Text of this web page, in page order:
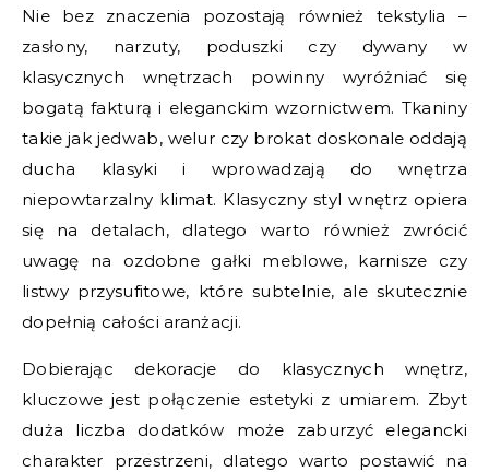
Nie bez znaczenia pozostają również tekstylia –
zasłony, narzuty, poduszki czy dywany w
klasycznych wnętrzach powinny wyróżniać się
bogatą fakturą i eleganckim wzornictwem. Tkaniny
takie jak jedwab, welur czy brokat doskonale oddają
ducha klasyki i wprowadzają do wnętrza
niepowtarzalny klimat. Klasyczny styl wnętrz opiera
się na detalach, dlatego warto również zwrócić
uwagę na ozdobne gałki meblowe, karnisze czy
listwy przysufitowe, które subtelnie, ale skutecznie
dopełnią całości aranżacji.
Dobierając dekoracje do klasycznych wnętrz,
kluczowe jest połączenie estetyki z umiarem. Zbyt
duża liczba dodatków może zaburzyć elegancki
charakter przestrzeni, dlatego warto postawić na